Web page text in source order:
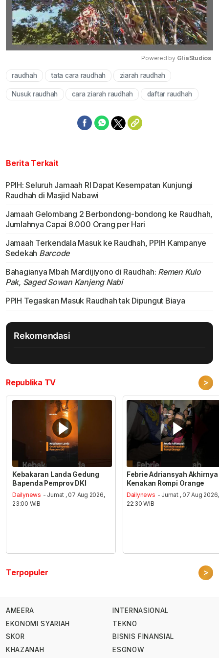
Powered by GliaStudios
raudhah tata cara raudhah ziarah raudhah
Nusuk raudhah cara ziarah raudhah daftar raudhah
Berita Terkait
PPIH: Seluruh Jamaah RI Dapat Kesempatan Kunjungi
Raudhah di Masjid Nabawi
Jamaah Gelombang 2 Berbondong-bondong ke Raudhah,
Jumlahnya Capai 8.000 Orang per Hari
Jamaah Terkendala Masuk ke Raudhah, PPIH Kampanye
Sedekah Barcode
Bahagianya Mbah Mardijiyono di Raudhah: Remen Kulo
Pak, Saged Sowan Kanjeng Nabi
PPIH Tegaskan Masuk Raudhah tak Dipungut Biaya
Rekomendasi
Republika TV >
Kebakaran Landa Gedung
Bapenda Pemprov DKI
Dailynews - Jumat , 07 Aug 2026,
23:00 WIB
Febrie Adriansyah Akhirnya
Kenakan Rompi Orange
Dailynews - Jumat , 07 Aug 2026,
22:30 WIB
Terpopuler >
AMEERA
EKONOMI SYARIAH
SKOR
KHAZANAH
INTERNASIONAL
TEKNO
BISNIS FINANSIAL
ESGNOW